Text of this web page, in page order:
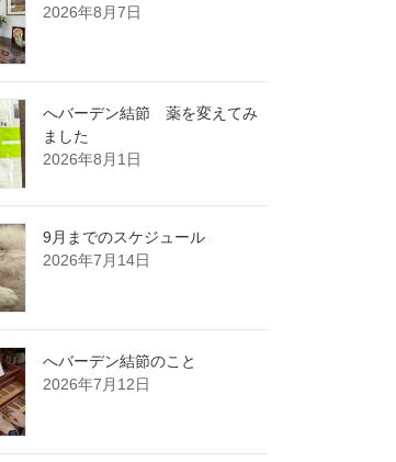
2026年8月7日
へバーデン結節 薬を変えてみ
ました
2026年8月1日
9月までのスケジュール
2026年7月14日
へバーデン結節のこと
2026年7月12日